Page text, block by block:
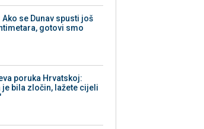
Ako se Dunav spusti još
gotovi smo
poruka Hrvatskoj:
je bila zločin, lažete cijeli